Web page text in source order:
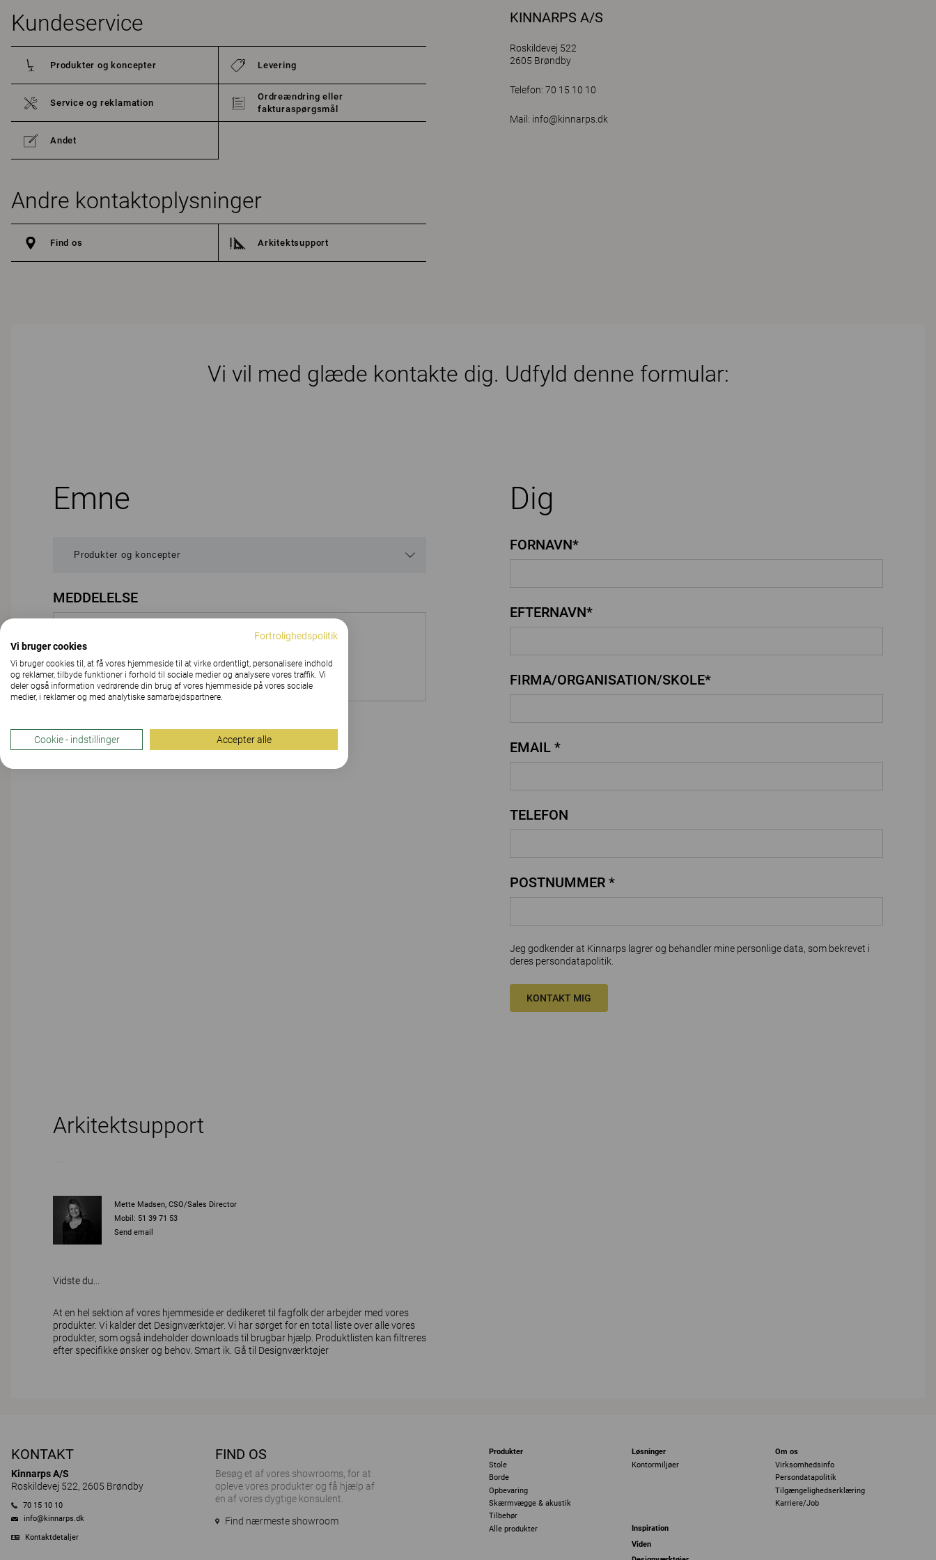
Kundeservice
Produkter og koncepter Levering
Service og reklamation
Ordreændring eller
fakturaspørgsmål
Andet
Andre kontaktoplysninger
Find os Arkitektsupport
KINNARPS A/S
Roskildevej 522
2605 Brøndby
Telefon: 70 15 10 10
Mail: info@kinnarps.dk
Vi vil med glæde kontakte dig. Udfyld denne formular:
Emne
MEDDELELSE
VEDHÆFT FIL
Dig
FORNAVN*
EFTERNAVN*
FIRMA/ORGANISATION/SKOLE*
EMAIL *
TELEFON
POSTNUMMER *
Jeg godkender at Kinnarps lagrer og behandler mine personlige data, som bekrevet i
deres persondatapolitik
KONTAKT MIG
Arkitektsupport
Mette Madsen, CSO/Sales Director
Mobil: 51 39 71 53
Send email
Vidste du...
At en hel sektion af vores hjemmeside er dedikeret til fagfolk der arbejder med vores
produkter. Vi kalder det Designværktøjer. Vi har sørget for en total liste over alle vores
produkter, som også indeholder downloads til brugbar hjælp. Produktlisten kan filtreres
efter specifikke ønsker og behov. Smart ik. Gå til Designværktøjer
KONTAKT
Kinnarps A/S
Roskildevej 522, 2605 Brøndby
70 15 10 10
info@kinnarps.dk
Kontaktdetaljer
FIND OS
Besøg et af ​​vores showrooms, for at
opleve vores produkter og få hjælp af
en af vores dygtige konsulent.
Find nærmeste showroom
Produkter
Stole
Borde
Opbevaring
Skærmvægge & akustik
Tilbehør
Alle produkter
Løsninger
Kontormiljøer
Om os
Virksomhedsinfo
Persondatapolitik
Tilgængelighedserklæring
Karriere/Job
Inspiration
Viden
Fortrolighedspolitik
Vi bruger cookies
Vi bruger cookies til, at få vores hjemmeside til at virke ordentligt, personalisere indhold
og reklamer, tilbyde funktioner i forhold til sociale medier og analysere vores traffik. Vi
deler også information vedrørende din brug af vores hjemmeside på vores sociale
medier, i reklamer og med analytiske samarbejdspartnere.
Cookie - indstillinger Accepter alle